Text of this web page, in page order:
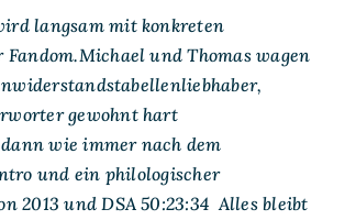
langsam mit konkreten
und Thomas wagen
gewohnt hart
wie immer nach dem
und ein philologischer
2013 und DSA 50:23:34 Alles bleibt